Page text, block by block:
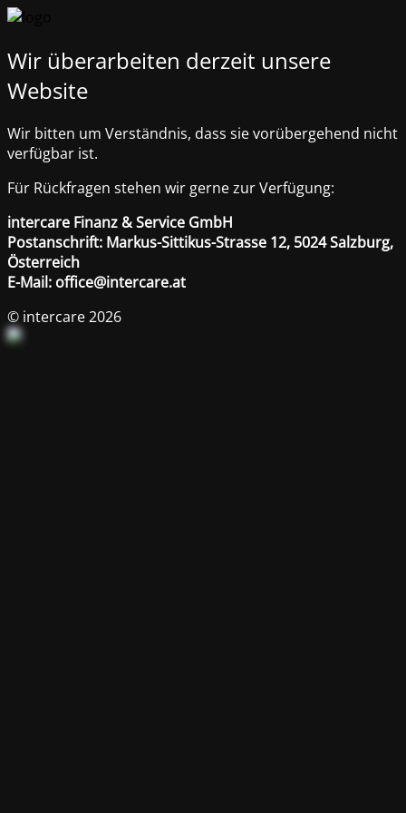
Wir überarbeiten derzeit unsere
Website
Wir bitten um Verständnis, dass sie vorübergehend nicht
verfügbar ist.
Für Rückfragen stehen wir gerne zur Verfügung:
intercare Finanz & Service GmbH
Postanschrift: Markus-Sittikus-Strasse 12, 5024 Salzburg,
Österreich
E-Mail: office@intercare.at
© intercare 2026